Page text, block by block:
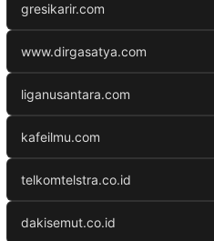
gresikarir.com
www.dirgasatya.com
liganusantara.com
kafeilmu.com
telkomtelstra.co.id
dakisemut.co.id